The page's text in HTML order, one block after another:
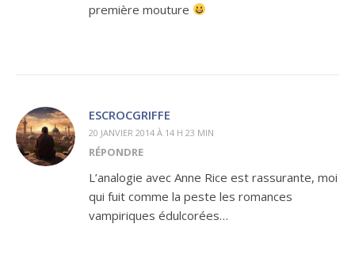
première mouture
ESCROCGRIFFE
20 JANVIER 2014 À 14 H 23 MIN
RÉPONDRE
L’analogie avec Anne Rice est rassurante, moi
qui fuit comme la peste les romances
vampiriques édulcorées…